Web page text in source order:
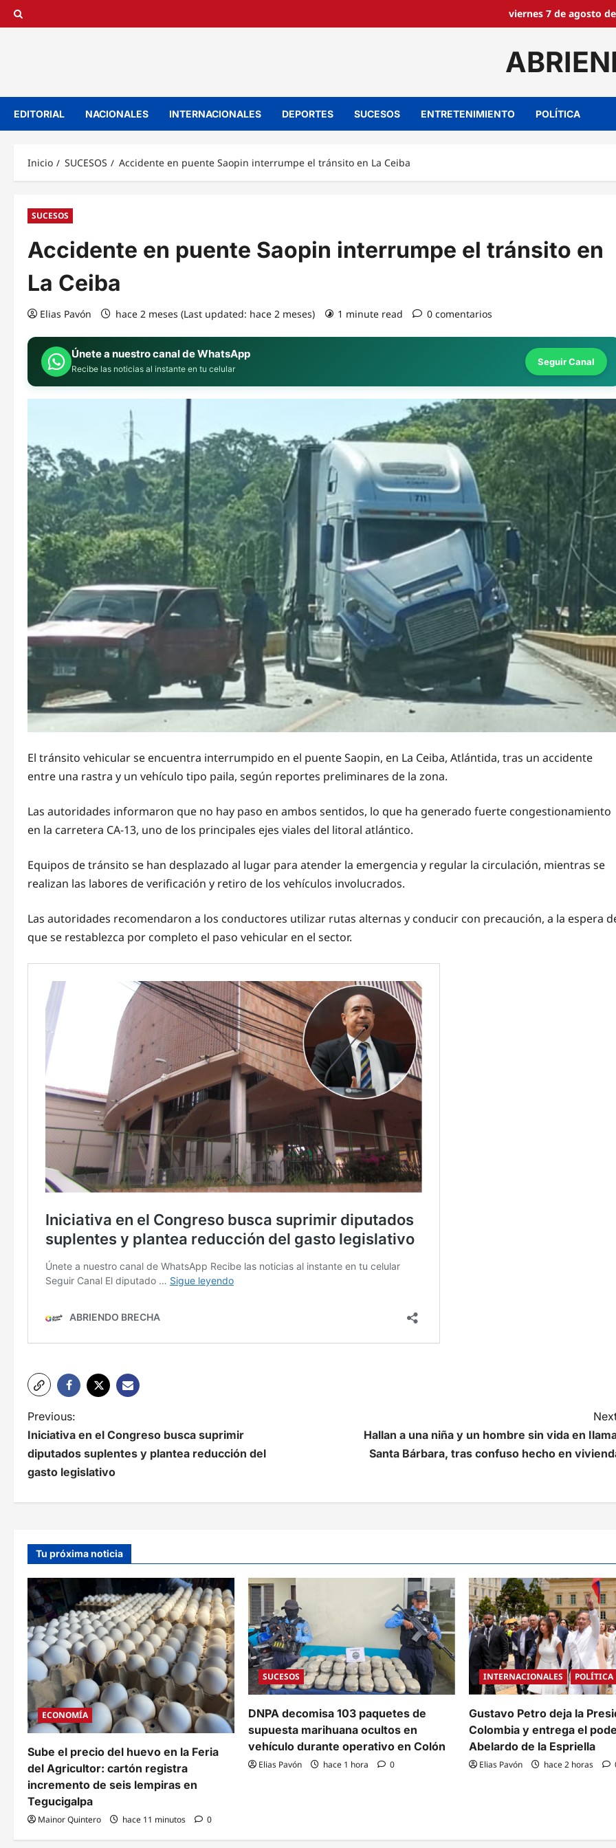
Saltar
viernes 7 de agosto
EDITORIAL NACIONALES INTERNACIONALES DEPORTES SUCESOS ENTRETENIMIENTO POLÍTICA
Inicio SUCESOS Accidente en puente Saopin interrumpe el tránsito en La Ceiba
SUCESOS
Accidente en puente Saopin interrumpe el tránsito en
La Ceiba
Elias Pavón hace 2 meses (Last updated: hace 2 meses) 1 minute read 0 comentarios
Únete a nuestro canal de WhatsApp
Recibe las noticias al instante en tu celular
Seguir Canal
El tránsito vehicular se encuentra interrumpido en el puente Saopin, en La Ceiba, Atlántida, tras un accidente
entre una rastra y un vehículo tipo paila, según reportes preliminares de la zona.
Las autoridades informaron que no hay paso en ambos sentidos, lo que ha generado fuerte congestionamiento
en la carretera CA-13, uno de los principales ejes viales del litoral atlántico.
Equipos de tránsito se han desplazado al lugar para atender la emergencia y regular la circulación, mientras se
realizan las labores de verificación y retiro de los vehículos involucrados.
Las autoridades recomendaron a los conductores utilizar rutas alternas y conducir con precaución, a la espera
que se restablezca por completo el paso vehicular en el sector.
N
a
v
a
c
i
ó
n
d
e
e
t
r
a
d
Previous:
Iniciativa en el Congreso busca suprimir
diputados suplentes y plantea reducción del
gasto legislativo
Hallan a una niña y un hombre sin vida en
Santa Bárbara, tras confuso hecho en
Tu próxima noticia
ECONOMÍA
Sube el precio del huevo en la Feria
del Agricultor: cartón registra
incremento de seis lempiras en
Tegucigalpa
Mainor Quintero hace 11 minutos 0
SUCESOS
DNPA decomisa 103 paquetes de
supuesta marihuana ocultos en
vehículo durante operativo en Colón
Elias Pavón hace 1 hora 0
INTERNACIONALES POLÍTICA
Gustavo Petro deja la
Colombia y entrega el
Abelardo de la Espriella
Elias Pavón hace 2 horas